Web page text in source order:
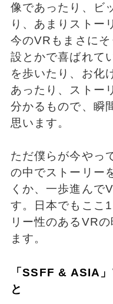
像であったり、ビ
り、あまりストー
今のVRもまさに
設とかで喜ばれて
を歩いたり、お化
あったり、ストー
分かるもので、瞬
思います。
ただ僕らが今やっ
の中でストーリー
くか、一歩進んで
す。日本でもここ
リー性のあるVR
ます。
「SSFF & ASIA
と